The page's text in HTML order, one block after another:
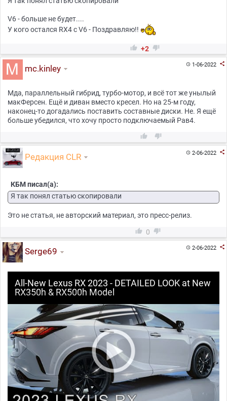
V6 - больше не будет....
У кого остался RX4 c V6 - Поздравляю!!
 +2 
1-06-2022 
mc.kinley
Мда, параллельный гибрид, турбо-мотор, и всё тот же унылый
макФерсен. Ещё и диван вместо кресел. Но на 25-м году,
наконец-то догадались поставить составные диски. Не. Я ещё
больше убедился, что хочу просто подключаемый Рав4.
 
2-06-2022 
Редакция CLR
КБМ писал(а):
Я так понял статью скопировали
Это не статья, не авторский материал, это пресс-релиз.
 0 
2-06-2022 
Serge69
All-New Lexus RX 2023 - DETAILED LOOK at New
RX350h & RX500h Model